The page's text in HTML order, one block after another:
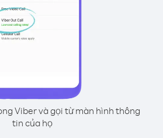
Viber và gọi từ màn hình thông
tin của họ